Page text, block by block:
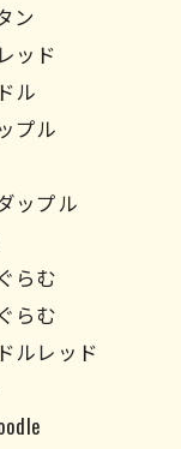
ン
ッド
ル
プル
ップル
らむ
らむ
ルレッド